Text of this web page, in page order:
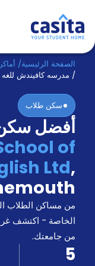
الرئيسية عربي
دخول
حجز
السكن
من
نحن؟
المدونة
أخبر
أصدقائك
و
اكسب
كن
شريكا
الدعم
الصفحة الرئيسية/
/ مدرسه كافيندش للغه
سكن طلاب
أفضل
of
Ltd,
من مساكن الطلاب
الخاصة - اكتشف
من جامعتك.
5